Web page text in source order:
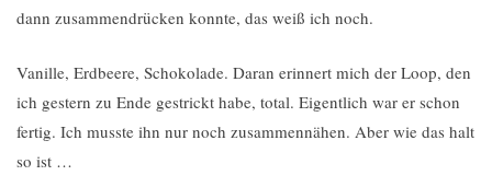
dann zusammendrücken konnte, das weiß ich noch.
Vanille, Erdbeere, Schokolade. Daran erinnert mich der Loop, den
ich gestern zu Ende gestrickt habe, total. Eigentlich war er schon
fertig. Ich musste ihn nur noch zusammennähen. Aber wie das halt
so ist …